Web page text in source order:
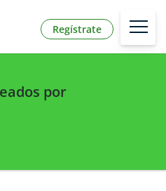
Regístrate
por